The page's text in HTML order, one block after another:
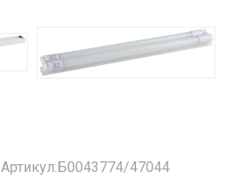
Артикул:Б0043774/47044